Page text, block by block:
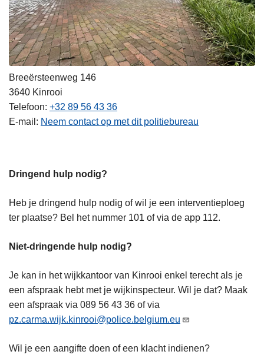
Breeërsteenweg 146
3640 Kinrooi
Telefoon +32 89 56 43 36
E-mail
Neem contact op met dit politiebureau
Dringend hulp nodig?
Heb je dringend hulp nodig of wil je een interventieploeg
ter plaatse? Bel het nummer 101 of via de app 112.
Niet-dringende hulp nodig?
Je kan in het wijkkantoor van Kinrooi enkel terecht als je
een afspraak hebt met je wijkinspecteur. Wil je dat? Maak
een afspraak via 089 56 43 36 of via
pz.carma.wijk.kinrooi@police.belgium.eu
Wil je een aangifte doen of een klacht indienen?